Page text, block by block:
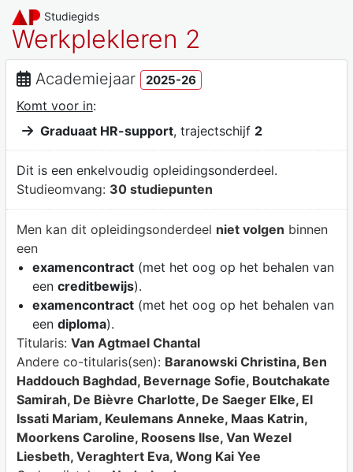
Studiegids
Werkplekleren 2
Academiejaar 2025-26
Komt voor in:
Graduaat HR-support, trajectschijf 2
Dit is een enkelvoudig opleidingsonderdeel.
Studieomvang: 30 studiepunten
Men kan dit opleidingsonderdeel niet volgen binnen
een
examencontract(met het oog op het behalen van
een creditbewijs).
examencontract(met het oog op het behalen van
een diploma).
Titularis: Van Agtmael Chantal
Andere co-titularis(sen): Baranowski Christina, Ben
Haddouch Baghdad, Bevernage Sofie, Boutchakate
Samirah, De Bièvre Charlotte, De Saeger Elke, El
Issati Mariam, Keulemans Anneke, Maas Katrin,
Moorkens Caroline, Roosens Ilse, Van Wezel
Liesbeth, Veraghtert Eva, Wong Kai Yee